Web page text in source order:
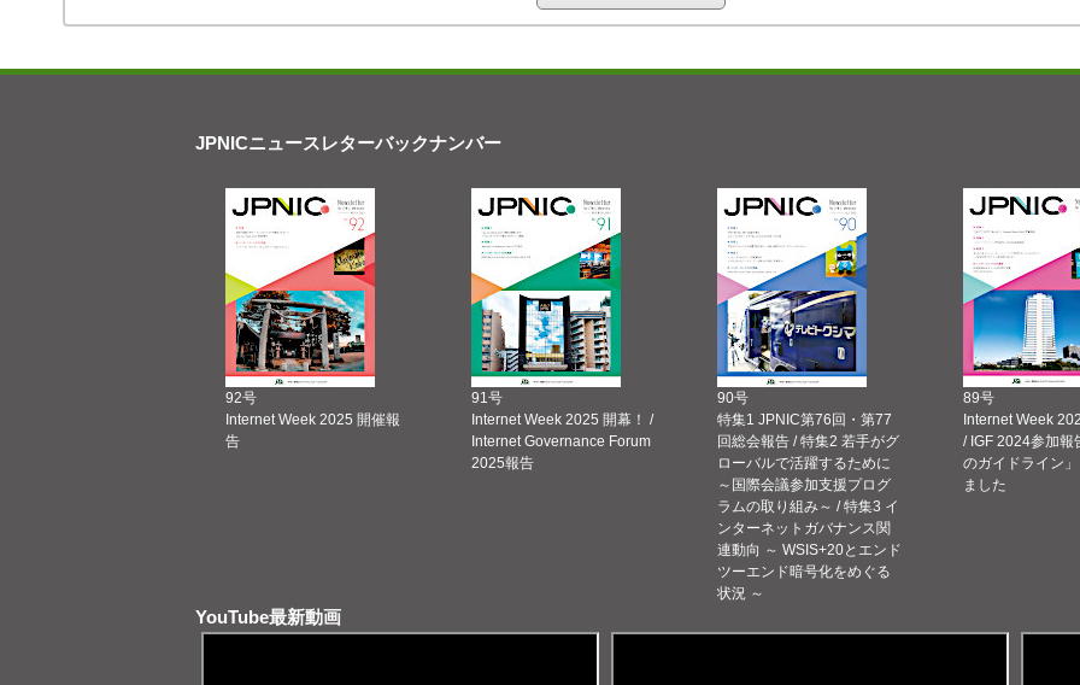
JPNICニュースレターバックナンバー
92号
Internet Week 2025 開催報
告
91号
Internet Week 2025 開幕！ /
Internet Governance Forum
2025報告
90号
特集1 JPNIC第76回・第77
回総会報告 / 特集2 若手がグ
ローバルで活躍するために
～国際会議参加支援プログ
ラムの取り組み～ / 特集3 イ
ンターネットガバナンス関
連動向 ～ WSIS+20とエンド
ツーエンド暗号化をめぐる
状況 ～
89号
Internet Week
/ IGF 2024参加報
のガイドライン
ました
YouTube最新動画